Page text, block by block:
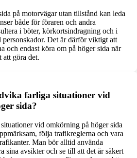
på motorvägar utan tillstånd kan leda
både för föraren och andra
i böter, körkortsindragning och i
Det är därför viktigt att
och endast köra om på höger sida när
att göra det.
farliga situationer vid
sida?
vid omkörning på höger sida
följa trafikreglerna och vara
Man bör alltid använda
sina avsikter och se till att det är säkert